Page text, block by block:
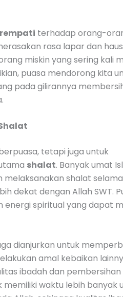
terhadap orang-
rasa lapar dan
miskin yang sering kali
puasa mendorong kita
pada gilirannya
tetapi juga untuk
shalat. Banyak umat
melaksanakan shalat
dekat dengan Allah SWT.
energi spiritual yang dapat
dianjurkan untuk
amal kebaikan
ibadah dan pembersihan
memiliki waktu lebih banyak